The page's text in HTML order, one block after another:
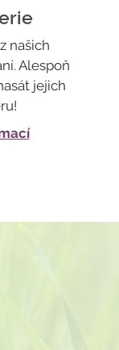
našich
Alespoň
jejich